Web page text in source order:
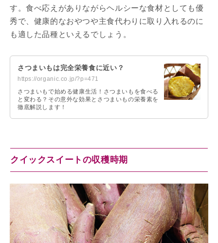
す。食べ応えがありながらヘルシーな食材としても優
秀で、健康的なおやつや主食代わりに取り入れるのに
も適した品種といえるでしょう。
さつまいもは完全栄養食に近い？
https://organic.co.jp/?p=471
さつまいもで始める健康生活！さつまいもを食べる
と変わる？その意外な効果とさつまいもの栄養素を
徹底解説します！
クイックスイートの収穫時期